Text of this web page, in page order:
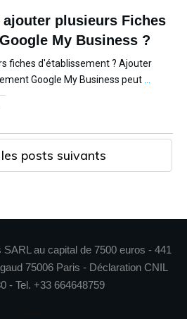
plusieurs Fiches
My Business ?
fiches d'établissement ? Ajouter
Google My Business peut
posts suivants
au capital de 7500 euros - 441
75006 Paris - Déclaration CNIL
- Tel. +33 664648759